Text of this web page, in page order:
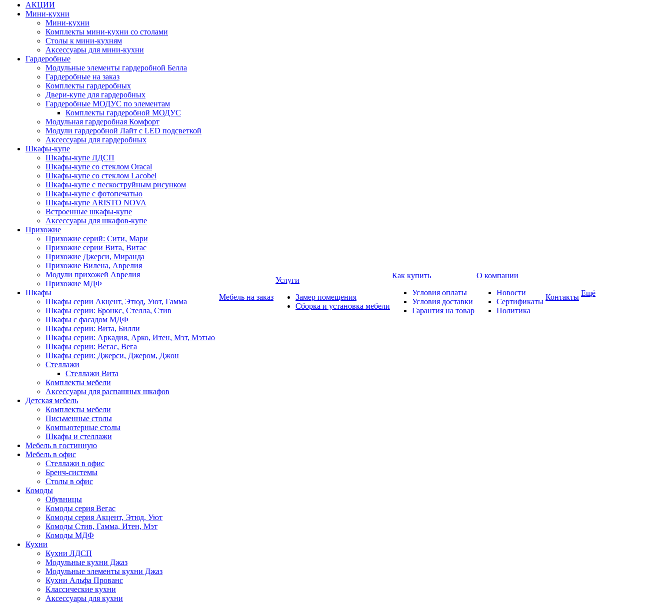
АКЦИИ
Мини-кухни
Мини-кухни
Комплекты мини-кухни со столами
Столы к мини-кухням
Аксессуары для мини-кухни
Гардеробные
Модульные элементы гардеробной Белла
Гардеробные на заказ
Комплекты гардеробных
Двери-купе для гардеробных
Гардеробные МОДУС по элементам
Комплекты гардеробной МОДУС
Модульная гардеробная Комфорт
Модули гардеробной Лайт с LED подсветкой
Аксессуары для гардеробных
Шкафы-купе
Шкафы-купе ЛДСП
Шкафы-купе со стеклом Oracal
Шкафы-купе со стеклом Lacobel
Шкафы-купе с пескоструйным рисунком
Шкафы-купе с фотопечатью
Шкафы-купе ARISTO NOVA
Встроенные шкафы-купе
Аксессуары для шкафов-купе
Прихожие
Прихожие серий: Сити, Мари
Прихожие серии Вита, Витас
Прихожие Джерси, Миранда
Прихожие Вилена, Аврелия
Модули прихожей Аврелия
Прихожие МДФ
Шкафы
Шкафы серии Акцент, Этюд, Уют, Гамма
Шкафы серии: Бронкс, Стелла, Стив
Шкафы с фасадом МДФ
Шкафы серии: Вита, Билли
Шкафы серии: Аркадия, Арко, Итен, Мэт, Мэтью
Шкафы серии: Вегас, Вега
Шкафы серии: Джерси, Джером, Джон
Стеллажи
Стеллажи Вита
Комплекты мебели
Аксессуары для распашных шкафов
Детская мебель
Комплекты мебели
Письменные столы
Компьютерные столы
Шкафы и стеллажи
Мебель в гостинную
Мебель в офис
Стеллажи в офис
Бренч-системы
Столы в офис
Комоды
Обувницы
Комоды серия Вегас
Комоды серия Акцент, Этюд, Уют
Комоды Стив, Гамма, Итен, Мэт
Комоды МДФ
Кухни
Кухни ЛДСП
Модульные кухни Джаз
Модульные элементы кухни Джаз
Кухни Альфа Прованс
Классические кухни
Аксессуары для кухни
Мебель на заказ
Услуги
Замер помещения
Сборка и установка мебели
Как купить
Условия оплаты
Условия доставки
Гарантия на товар
О компании
Новости
Сертификаты
Политика
Контакты Ещё